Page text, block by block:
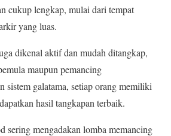
cukup lengkap, mulai dari tempat
yang luas.
dikenal aktif dan mudah ditangkap,
maupun pemancing
sistem galatama, setiap orang memiliki
hasil tangkapan terbaik.
sering mengadakan lomba memancing